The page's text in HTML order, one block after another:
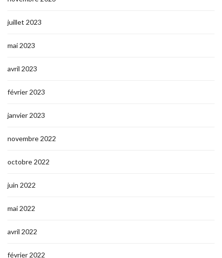
juillet 2023
mai 2023
avril 2023
février 2023
janvier 2023
novembre 2022
octobre 2022
juin 2022
mai 2022
avril 2022
février 2022